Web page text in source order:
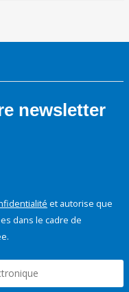
newsletter
et autorise que
dans le cadre de